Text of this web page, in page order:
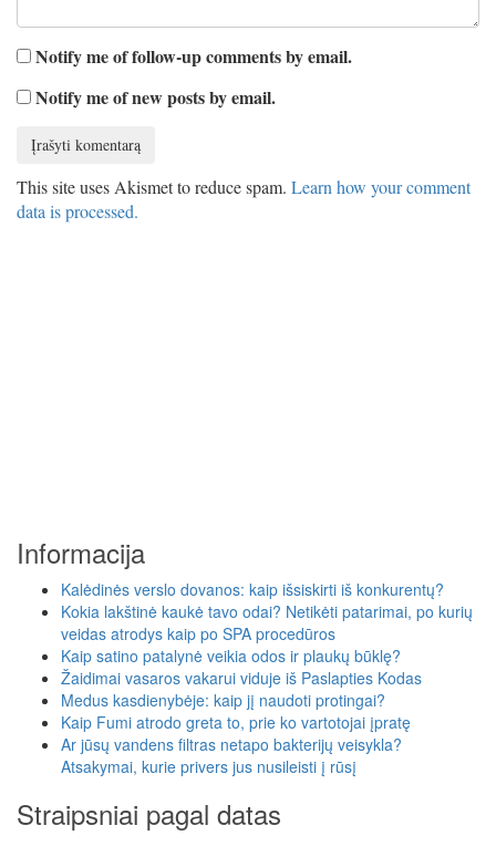
Notify me of follow-up comments by email.
Notify me of new posts by email.
This site uses Akismet to reduce spam. Learn how your comment
data is processed.
Informacija
Kalėdinės verslo dovanos: kaip išsiskirti iš konkurentų?
Kokia lakštinė kaukė tavo odai? Netikėti patarimai, po kurių
veidas atrodys kaip po SPA procedūros
Kaip satino patalynė veikia odos ir plaukų būklę?
Žaidimai vasaros vakarui viduje iš Paslapties Kodas
Medus kasdienybėje: kaip jį naudoti protingai?
Kaip Fumi atrodo greta to, prie ko vartotojai įpratę
Ar jūsų vandens filtras netapo bakterijų veisykla?
Atsakymai, kurie privers jus nusileisti į rūsį
Straipsniai pagal datas